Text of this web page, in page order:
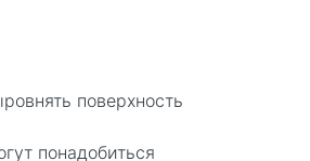
поверхность
понадобиться